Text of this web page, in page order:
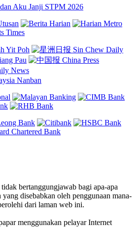
Aku Janji STPM 2026
bertanggungjawab bagi apa-apa
disebabkan oleh penggunaan mana-
dari laman web ini.
menggunakan pelayar Internet